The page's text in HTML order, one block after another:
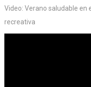
Video: Verano saludable en
recreativa